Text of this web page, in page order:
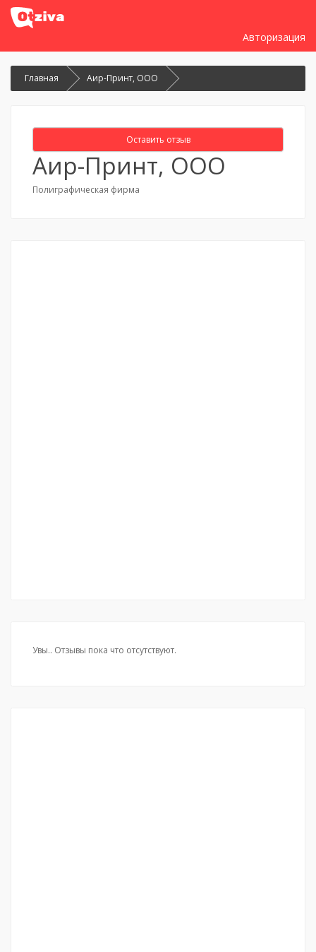
Авторизация
Главная Аир-Принт, ООО
Оставить отзыв
Аир-Принт, ООО
Полиграфическая фирма
Увы.. Отзывы пока что отсутствуют.